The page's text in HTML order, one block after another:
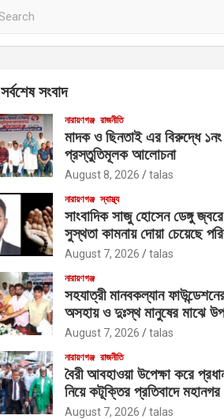
সর্বশেষ সংবাদ
নারায়ণগঞ্জ রাজনীতি
মাদক ও ছিনতাই এর বিরুদ্ধে ১নং
প্রস্তুতিমূলক আলোচনা
August 8, 2026 talas
নারায়ণগঞ্জ স্বাস্থ্য
সাংবাদিক সাজু হোসেন ডেঙ্গু
সুস্থতা কামনায় দোয়া চেয়েছে
August 7, 2026 talas
নারায়ণগঞ্জ
সহযাত্রী মানবকল্যান
অসহায় ও দুঃস্থ মানুষের মাঝে
August 7, 2026 talas
নারায়ণগঞ্জ রাজনীতি
বৈরী আবহাওয়া উপেক্ষা করে
নিয়ে কটূক্তির প্রতিবাদে মহানগর
বিক্ষোভ
August 7, 2026 talas